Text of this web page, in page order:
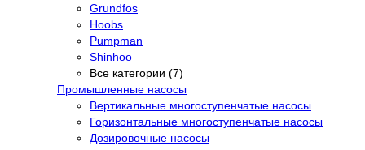
Grundfos
Hoobs
Pumpman
Shinhoo
Все категории (7)
Промышленные насосы
Вертикальные многоступенчатые насосы
Горизонтальные многоступенчатые насосы
Дозировочные насосы